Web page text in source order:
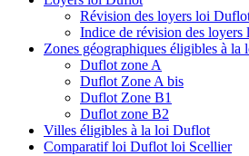
Révision des loyers loi
Indice de révision des
Zones géographiques éligibles à la
Duflot zone A
Duflot Zone A bis
Duflot Zone B1
Duflot zone B2
Villes éligibles à la loi Duflot
Comparatif loi Duflot loi Scellier